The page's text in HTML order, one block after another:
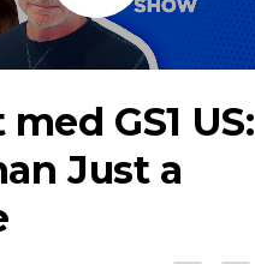
GS1 US:
Just a